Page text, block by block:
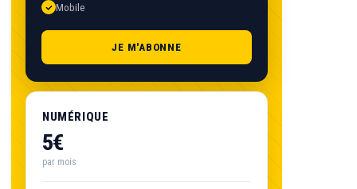
Mobile
JE M'ABONNE
NUMÉRIQUE
5€
par mois